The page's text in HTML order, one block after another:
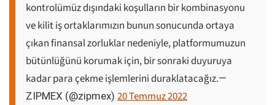
kontrolümüz dışındaki koşulların bir kombinasyonu
ve kilit iş ortaklarımızın bunun sonucunda ortaya
çıkan finansal zorluklar nedeniyle, platformumuzun
bütünlüğünü korumak için, bir sonraki duyuruya
kadar para çekme işlemlerini duraklatacağız.—
ZIPMEX (@zipmex) 20 Temmuz 2022